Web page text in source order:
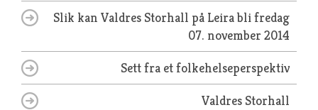
Slik kan Valdres Storhall på Leira blifredag
07. november 2014
Sett fra et folkehelseperspektiv
Valdres Storhall